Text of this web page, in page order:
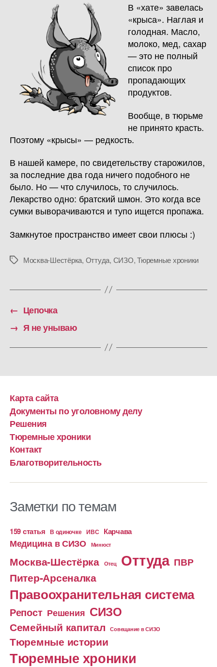
В «хате» завелась
«крыса». Наглая и
голодная. Масло,
молоко, мед, сахар
— это не полный
список про
пропадающих
продуктов.
Вообще, в тюрьме
не принято красть.
Поэтому «крысы» — редкость.
В нашей камере, по свидетельству старожилов,
за последние два года ничего подобного не
было. Но — что случилось, то случилось.
Лекарство одно: братский шмон. Это когда все
сумки выворачиваются и тупо ищется пропажа.
Замкнутое пространство имеет свои плюсы :)
МеткиМосква-Шестёрка, Оттуда, СИЗО,Тюремные хроники
← Цепочка
→ Я не унываю
Карта сайта
Документы по уголовному делу
Решения
Тюремные хроники
Контакт
Благотворительность
Заметки по темам
159 статья В одиночке ИВС Карчава
Медицина в СИЗО Минюст
Москва-Шестёрка Отец Оттуда ПВР
Питер-Арсеналка
Правоохранительная система
Репост Решения СИЗО
Семейный капитал Совещание в СИЗО
Тюремные истории
Тюремные хроники